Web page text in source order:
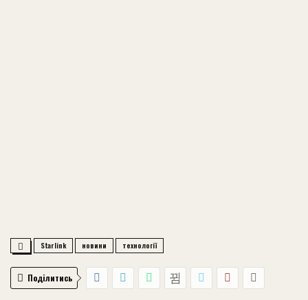
Starlink новини технології
Поділитись